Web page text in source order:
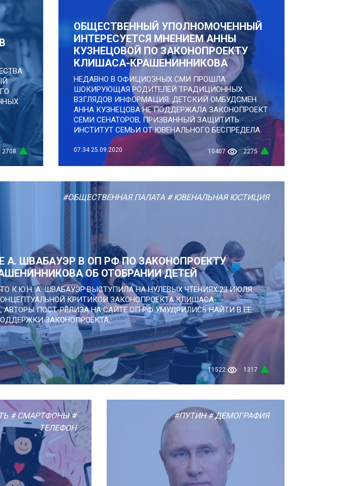
2708
ОБЩЕСТВЕННЫЙ УПОЛНОМОЧЕННЫЙ
ИНТЕРЕСУЕТСЯ МНЕНИЕМ АННЫ
КУЗНЕЦОВОЙ ПО ЗАКОНОПРОЕКТУ
КЛИШАСА-КРАШЕНИННИКОВА
НЕДАВНО В ОФИЦИОЗНЫХ СМИ ПРОШЛА
ШОКИРУЮЩАЯ РОДИТЕЛЕЙ ТРАДИЦИОННЫХ
ВЗГЛЯДОВ ИНФОРМАЦИЯ: ДЕТСКИЙ ОМБУДСМЕН
АННА КУЗНЕЦОВА НЕ ПОДДЕРЖАЛА ЗАКОНОПРОЕКТ
СЕМИ СЕНАТОРОВ, ПРИЗВАННЫЙ ЗАЩИТИТЬ
ИНСТИТУТ СЕМЬИ ОТ ЮВЕНАЛЬНОГО БЕСПРЕДЕЛА.
07:34 25.09.2020 10407 2275
#ОБЩЕСТВЕННАЯ ПАЛАТА # ЮВЕНАЛЬНАЯ ЮСТИЦИЯ
А. ШВАБАУЭР В ОП РФ ПО ЗАКОНОПРОЕКТУ
ОБ ОТОБРАНИИ ДЕТЕЙ
К.Ю.Н. А. ШВАБАУЭР ВЫСТУПИЛА НА НУЛЕВЫХ ЧТЕНИЯХ 23 ИЮЛЯ
КРИТИКОЙ ЗАКОНОПРОЕКТА КЛИШАСА-
АВТОРЫ ПОСТ-РЕЛИЗА НА САЙТЕ ОП РФ УМУДРИЛИСЬ НАЙТИ В ЕЕ
ЗАКОНОПРОЕКТА.
11522 1317
# СМАРТФОНЫ #
ТЕЛЕФОН
#ПУТИН # ДЕМОГРАФИЯ